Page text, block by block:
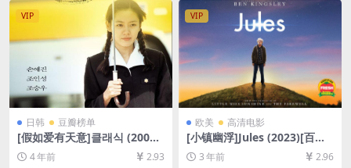
VIP
日韩 豆瓣榜单
[假如爱有天意]클래식 (2003)
[百度网盘+夸克网盘+迅雷云
盘资源1080P超清未删减][MP
4 年前 2.93
VIP
欧美 高清电影
[小镇幽浮]Jules (2023)[百度
网盘+夸克网盘1080P超清未
删减资源][网盘在线播放/下
3 年前 2.96